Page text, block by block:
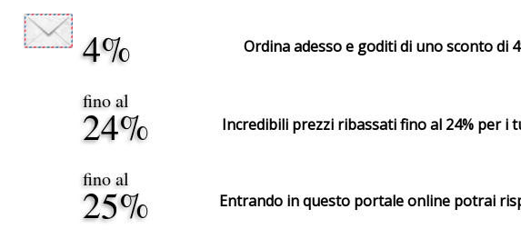
4% Ordina adesso e goditi di uno sconto di
fino al
24% Incredibili prezzi ribassati fino al 24% per
fino al
25%
Entrando in questo portale online potrai